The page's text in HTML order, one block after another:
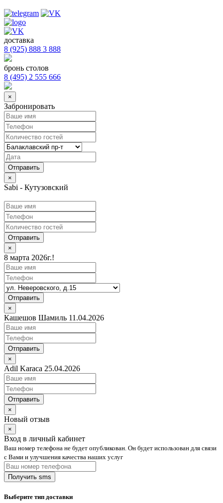
доставка
8 (925) 888 3 888
бронь столов
8 (495) 2 555 666
×
Забронировать
×
Sabi - Кутузовский
Отправить
×
8 марта 2026г.!
Отправить
×
Кашешов Шамиль 11.04.2026
Отправить
×
Adil Karaca 25.04.2026
Отправить
×
Новый отзыв
×
Вход в личный кабинет
Ваш номер телефона не будет опубликован. Он будет использован для связи
с Вами и улучшения качества наших услуг
Выберите тип доставки